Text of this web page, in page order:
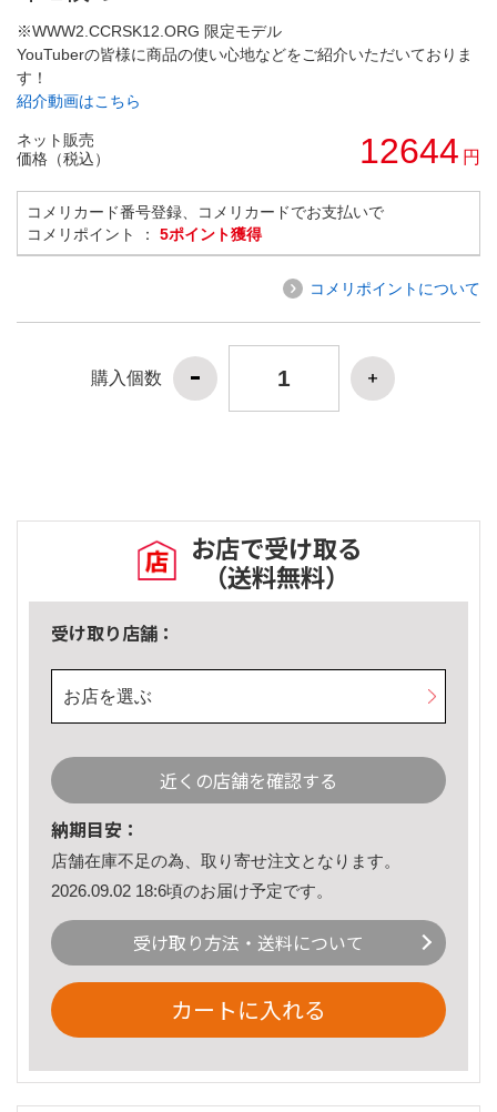
※WWW2.CCRSK12.ORG 限定モデル
YouTuberの皆様に商品の使い心地などをご紹介いただいておりま
す！
紹介動画はこちら
ネット販売
価格（税込）
12644 円
コメリカード番号登録、コメリカードでお支払いで
コメリポイント ： 5ポイント獲得
コメリポイントについて
購入個数
お店で受け取る
（送料無料）
受け取り店舗：
お店を選ぶ
近くの店舗を確認する
納期目安：
店舗在庫不足の為、取り寄せ注文となります。
2026.09.02 18:6頃のお届け予定です。
受け取り方法・送料について
カートに入れる